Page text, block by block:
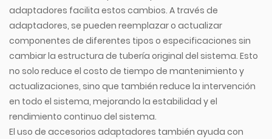
adaptadores facilita estos cambios. A través de
adaptadores, se pueden reemplazar o actualizar
componentes de diferentes tipos o especificaciones sin
cambiar la estructura de tubería original del sistema. Esto
no solo reduce el costo de tiempo de mantenimiento y
actualizaciones, sino que también reduce la intervención
en todo el sistema, mejorando la estabilidad y el
rendimiento continuo del sistema.
El uso de accesorios adaptadores también ayuda con